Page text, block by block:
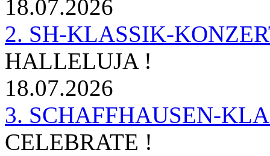
18.07.2026
2. SH-KLASSIK-
HALLELUJA !
18.07.2026
3. SCHAFFHAUSEN-
CELEBRATE !